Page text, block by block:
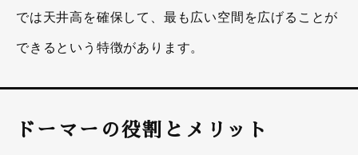
では天井高を確保して、最も広い空間を広げることが
できるという特徴があります。
ドーマーの役割とメリット